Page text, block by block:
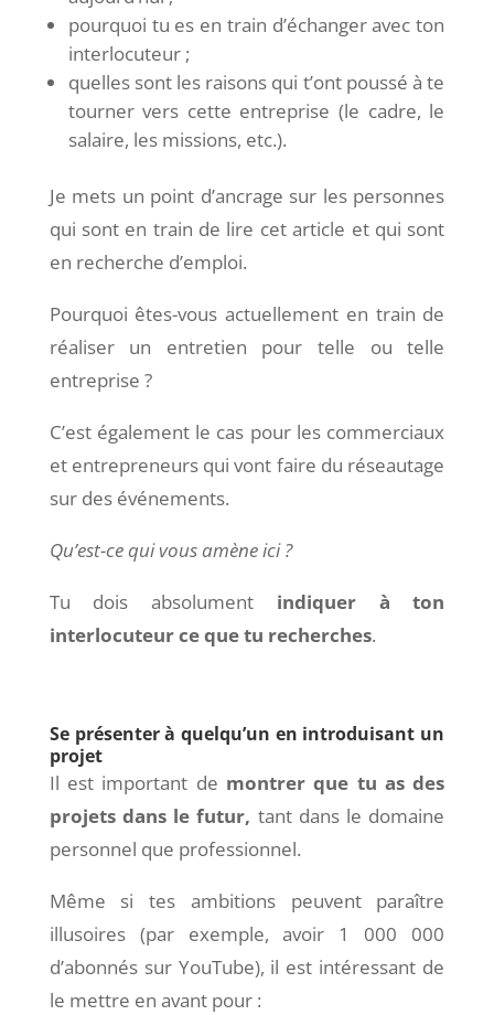
pourquoi tu es en train d’échanger avec ton
interlocuteur ;
quelles sont les raisons qui t’ont poussé à te
tourner vers cette entreprise (le cadre, le
salaire, les missions, etc.).
Je mets un point d’ancrage sur les personnes
qui sont en train de lire cet article et qui sont
en recherche d’emploi.
Pourquoi êtes-vous actuellement en train de
réaliser un entretien pour telle ou telle
entreprise ?
C’est également le cas pour les commerciaux
et entrepreneurs qui vont faire du réseautage
sur des événements.
Qu’est-ce qui vous amène ici ?
Tu dois absolument indiquer à ton
interlocuteur ce que tu recherches.
Se présenter à quelqu’un en introduisant un
projet
Il est important de montrer que tu as des
projets dans le futur, tant dans le domaine
personnel que professionnel.
Même si tes ambitions peuvent paraître
illusoires (par exemple, avoir 1 000 000
d’abonnés sur YouTube), il est intéressant de
le mettre en avant pour :